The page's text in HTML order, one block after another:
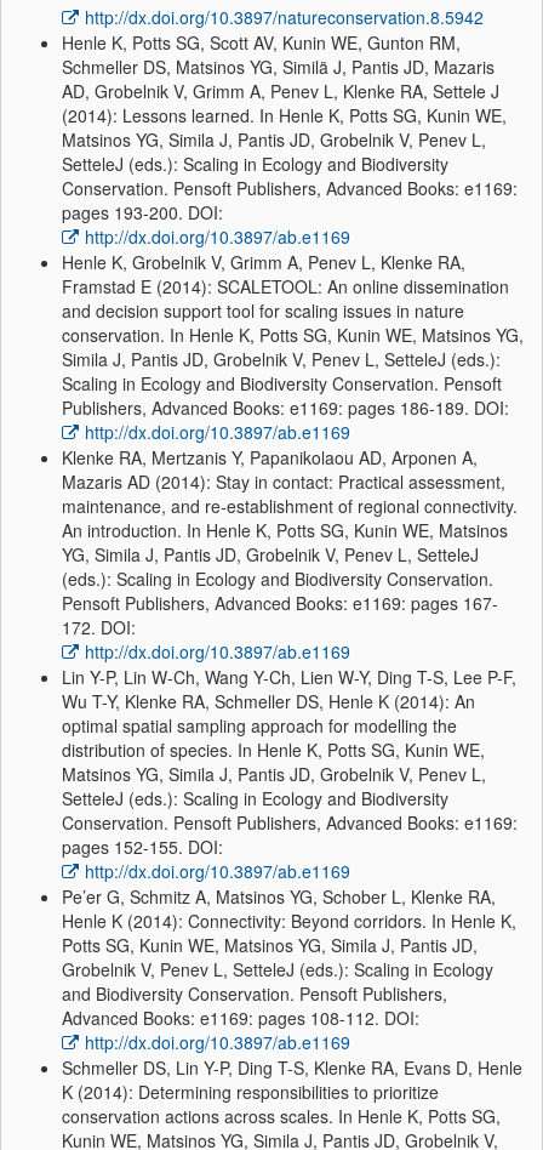
http://dx.doi.org/10.3897/natureconservation.8.5942
Henle K, Potts SG, Scott AV, Kunin WE, Gunton RM,
Schmeller DS, Matsinos YG, Similä J, Pantis JD, Mazaris
AD, Grobelnik V, Grimm A, Penev L, Klenke RA, Settele J
(2014): Lessons learned. In Henle K, Potts SG, Kunin WE,
Matsinos YG, Simila J, Pantis JD, Grobelnik V, Penev L,
SetteleJ (eds.): Scaling in Ecology and Biodiversity
Conservation. Pensoft Publishers, Advanced Books: e1169:
pages 193-200. DOI:
http://dx.doi.org/10.3897/ab.e1169
Henle K, Grobelnik V, Grimm A, Penev L, Klenke RA,
Framstad E (2014): SCALETOOL: An online dissemination
and decision support tool for scaling issues in nature
conservation. In Henle K, Potts SG, Kunin WE, Matsinos YG,
Simila J, Pantis JD, Grobelnik V, Penev L, SetteleJ (eds.):
Scaling in Ecology and Biodiversity Conservation. Pensoft
Publishers, Advanced Books: e1169: pages 186-189. DOI:
http://dx.doi.org/10.3897/ab.e1169
Klenke RA, Mertzanis Y, Papanikolaou AD, Arponen A,
Mazaris AD (2014): Stay in contact: Practical assessment,
maintenance, and re-establishment of regional connectivity.
An introduction. In Henle K, Potts SG, Kunin WE, Matsinos
YG, Simila J, Pantis JD, Grobelnik V, Penev L, SetteleJ
(eds.): Scaling in Ecology and Biodiversity Conservation.
Pensoft Publishers, Advanced Books: e1169: pages 167-
172. DOI:
http://dx.doi.org/10.3897/ab.e1169
Lin Y-P, Lin W-Ch, Wang Y-Ch, Lien W-Y, Ding T-S, Lee P-F,
Wu T-Y, Klenke RA, Schmeller DS, Henle K (2014): An
optimal spatial sampling approach for modelling the
distribution of species. In Henle K, Potts SG, Kunin WE,
Matsinos YG, Simila J, Pantis JD, Grobelnik V, Penev L,
SetteleJ (eds.): Scaling in Ecology and Biodiversity
Conservation. Pensoft Publishers, Advanced Books: e1169:
pages 152-155. DOI:
http://dx.doi.org/10.3897/ab.e1169
Pe’er G, Schmitz A, Matsinos YG, Schober L, Klenke RA,
Henle K (2014): Connectivity: Beyond corridors. In Henle K,
Potts SG, Kunin WE, Matsinos YG, Simila J, Pantis JD,
Grobelnik V, Penev L, SetteleJ (eds.): Scaling in Ecology
and Biodiversity Conservation. Pensoft Publishers,
Advanced Books: e1169: pages 108-112. DOI:
http://dx.doi.org/10.3897/ab.e1169
Schmeller DS, Lin Y-P, Ding T-S, Klenke RA, Evans D, Henle
K (2014): Determining responsibilities to prioritize
conservation actions across scales. In Henle K, Potts SG,
Kunin WE, Matsinos YG, Simila J, Pantis JD, Grobelnik V,